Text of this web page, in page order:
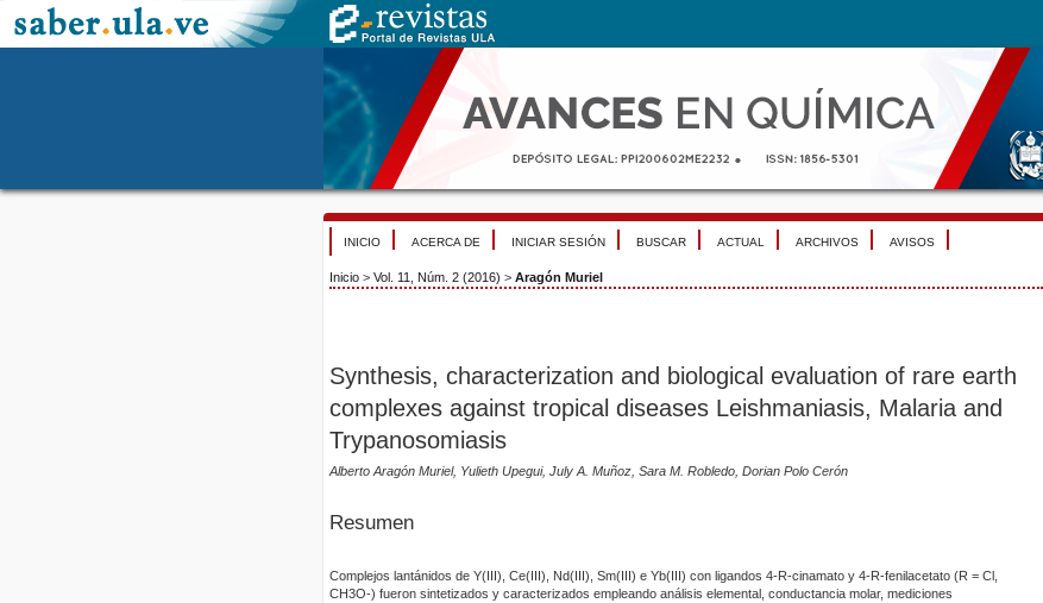
INICIO ACERCA DE INICIAR SESIÓN BUSCAR ACTUAL ARCHIVOS AVISOS
Inicio > Vol. 11, Núm. 2 (2016) > Aragón Muriel
Synthesis, characterization and biological evaluation of rare earth
complexes against tropical diseases Leishmaniasis, Malaria and
Trypanosomiasis
Alberto Aragón Muriel, Yulieth Upegui, July A. Muñoz, Sara M. Robledo, Dorian Polo Cerón
Resumen
Complejos lantánidos de Y(III), Ce(III), Nd(III), Sm(III) e Yb(III) con ligandos 4-R-cinamato y 4-R-fenilacetato (R = Cl,
CH3O-) fueron sintetizados y caracterizados empleando análisis elemental, conductancia molar, mediciones